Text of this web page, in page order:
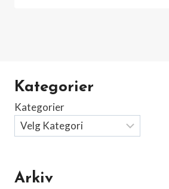
Kategorier
Kategorier
Arkiv